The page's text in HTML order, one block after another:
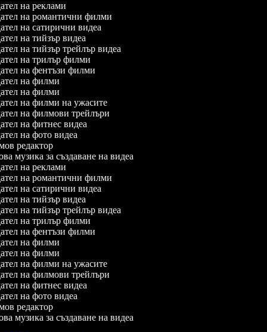
на реклами
на романтични филми
на сатирични видеа
на тийзър видеа
на тийзър трейлър видеа
на трилър филми
на фентъзи филми
на филми
на филми
на филми на ужасите
на филмови трейлъри
на фитнес видеа
на фото видеа
редактор
музика за създаване на видеа
на реклами
на романтични филми
на сатирични видеа
на тийзър видеа
на тийзър трейлър видеа
на трилър филми
на фентъзи филми
на филми
на филми
на филми на ужасите
на филмови трейлъри
на фитнес видеа
на фото видеа
редактор
музика за създаване на видеа